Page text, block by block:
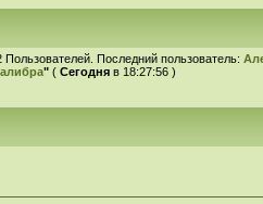
Последний пользователь:
"( Сегодняв 18:27:56 )